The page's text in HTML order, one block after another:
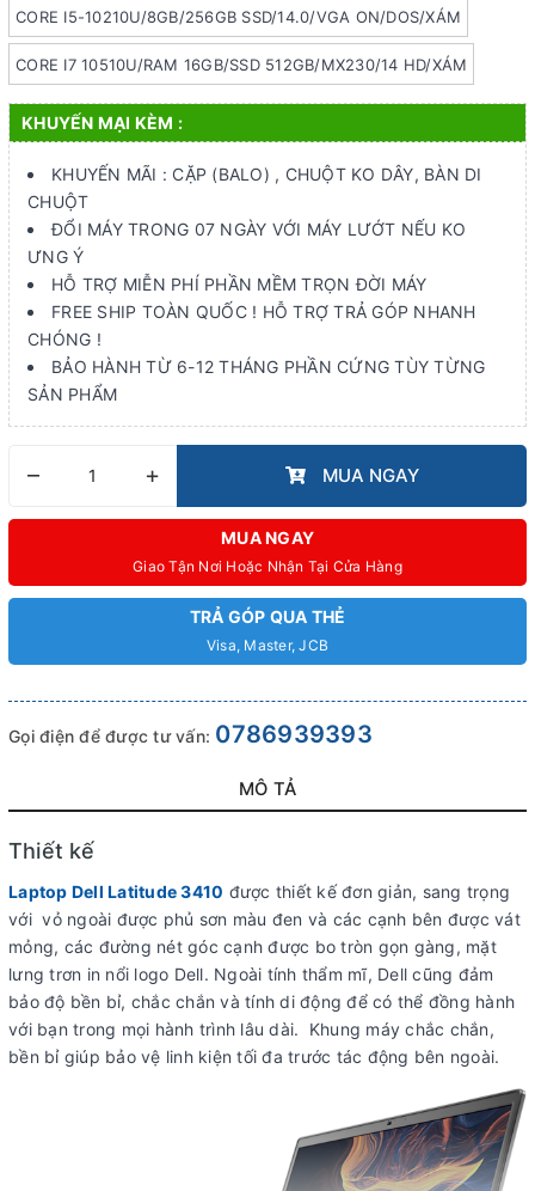
CORE I5-10210U/8GB/256GB SSD/14.0/VGA ON/DOS/XÁM
CORE I7 10510U/RAM 16GB/SSD 512GB/MX230/14 HD/XÁM
KHUYẾN MẠI KÈM :
KHUYẾN MÃI : CẶP (BALO) , CHUỘT KO DÂY, BÀN DI
CHUỘT
ĐỔI MÁY TRONG 07 NGÀY VỚI MÁY LƯỚT NẾU KO
ƯNG Ý
HỖ TRỢ MIỄN PHÍ PHẦN MỀM TRỌN ĐỜI MÁY
FREE SHIP TOÀN QUỐC ! HỖ TRỢ TRẢ GÓP NHANH
CHÓNG !
BẢO HÀNH TỪ 6-12 THÁNG PHẦN CỨNG TÙY TỪNG
SẢN PHẨM
– + MUA NGAY
MUA NGAY
Giao Tận Nơi Hoặc Nhận Tại Cửa Hàng
TRẢ GÓP QUA THẺ
Visa, Master, JCB
Gọi điện để được tư vấn: 0786939393
MÔ TẢ
Thiết kế
Laptop Dell Latitude 3410 được thiết kế đơn giản, sang trọng
với vỏ ngoài được phủ sơn màu đen và các cạnh bên được vát
mỏng, các đường nét góc cạnh được bo tròn gọn gàng, mặt
lưng trơn in nổi logo Dell. Ngoài tính thẩm mĩ, Dell cũng đảm
bảo độ bền bỉ, chắc chắn và tính di động để có thể đồng hành
với bạn trong mọi hành trình lâu dài. Khung máy chắc chắn,
bền bỉ giúp bảo vệ linh kiện tối đa trước tác động bên ngoài.